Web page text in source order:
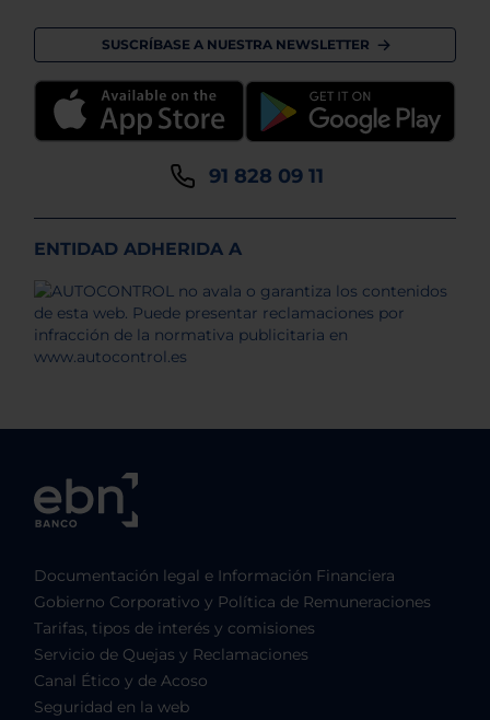
SUSCRÍBASE A NUESTRA NEWSLETTER
91 828 09 11
ENTIDAD ADHERIDA A
Documentación legal e Información Financiera
Gobierno Corporativo y Política de Remuneraciones
Tarifas, tipos de interés y comisiones
Servicio de Quejas y Reclamaciones
Canal Ético y de Acoso
Seguridad en la web